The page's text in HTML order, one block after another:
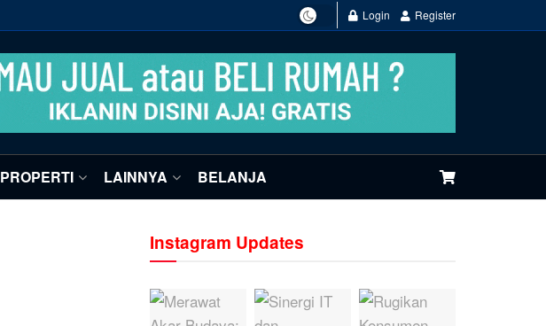
Login Register
PROPERTI LAINNYA BELANJA
Instagram Updates